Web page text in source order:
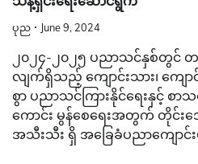
ပုည June 9, 2024
၂၀၂၄-၂၀၂၅ ပညာသင်နှစ်တွင်
လျက်ရှိသည့် ကျောင်းသား၊ ကျော
စွာ ပညာသင်ကြားနိုင်ရေးနှင့် စာသ
ကောင်း မွန်စေရေးအတွက် တိုင်းဒ
အသီးသီး ရှိ အခြေခံပညာ‌ကျောင်း